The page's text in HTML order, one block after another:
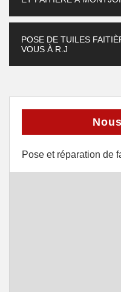
POSE DE TUILES
VOUS À R.J
Pose et réparation de